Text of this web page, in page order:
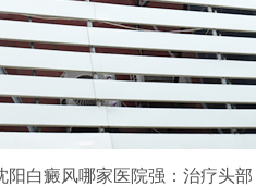
阳白癜风哪家医院强：治疗头部